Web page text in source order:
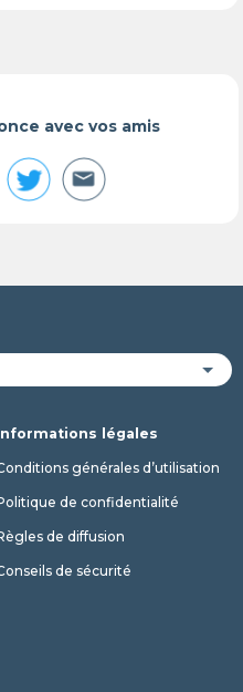
avec vos amis
légales
générales d’utilisation
de confidentialité
de diffusion
de sécurité